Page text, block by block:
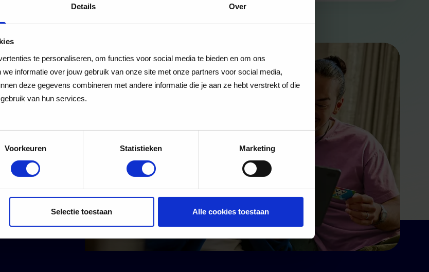
Details Over
te personaliseren, om functies voor social media te bieden en om ons
informatie over jouw gebruik van onze site met onze partners voor social media,
deze gegevens combineren met andere informatie die je aan ze hebt verstrekt of die
van hun services.
Voorkeuren Statistieken Marketing
Selectie toestaan Alle cookies toestaan
aanmeldingen voor de nieuwsbrief
Aanmelden